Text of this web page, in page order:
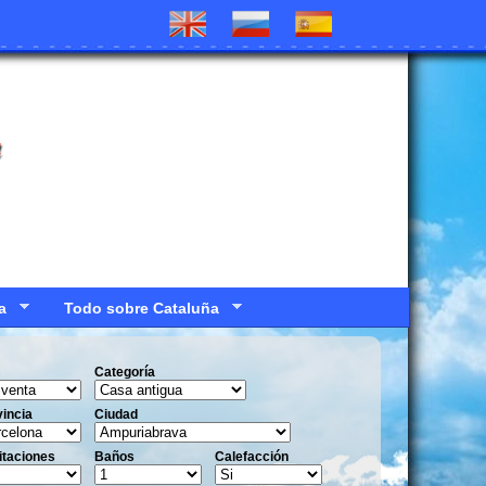
Todo sobre Cataluña
Categoría
Ciudad
Baños Calefacción